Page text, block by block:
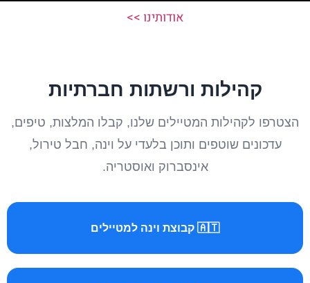
אודותינו >>
קהילות ורשתות חברתיות
הצטרפו לקהילות המטיילים שלנו, קבלו המלצות, טיפים,
עדכונים שוטפים ותוכן בלעדי על וינה, חבל טירול,
אינסברוק ואוסטריה.
🇦🇹 קבוצת וינה למטיילים